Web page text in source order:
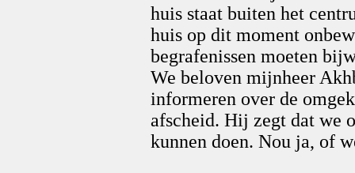
huis staat buiten het
huis op dit moment
begrafenissen moeten
We beloven mijnheer
informeren over de
afscheid. Hij zegt dat we
kunnen doen. Nou ja, of